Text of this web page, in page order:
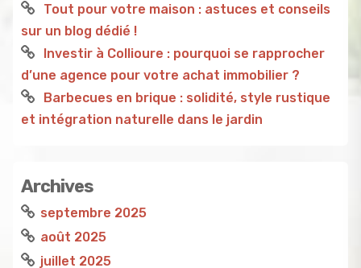
Tout pour votre maison : astuces et conseils
sur un blog dédié !
Investir à Collioure : pourquoi se rapprocher
d’une agence pour votre achat immobilier ?
Barbecues en brique : solidité, style rustique
et intégration naturelle dans le jardin
Archives
septembre 2025
août 2025
juillet 2025